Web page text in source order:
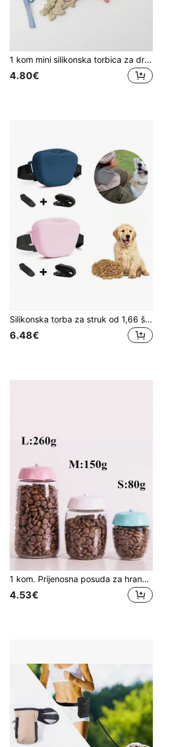
1 kom mini silikonska torbica za dresuru pasa, prijenosna vrećica za grickalice za kućne ljubimce, vrećica za pseće poslastice, mala kompaktna veličina, lako čišćenje, držač povodca za putovanje (pogodno za putovanja sa štenetom ili na otvorenom), zatvaranje patentnim zatvaračem za sprječavanje prolijevanja, vrećica za pseće poslastice, vrećica za pseće poslastice, vrećica za šetanje pasa
4.80€
Silikonska torba za struk od 1,66 šalice s magnetskom kopčom za pseće poslastice, 2 načina nošenja s remenom i kopčom, prijenosna za trening i šetnju
6.48€
1 kom. Prijenosna posuda za hranu za kućne ljubimce s visećim užetom, pogodna za kapacitete 80 g/150 g/260 g
4.53€